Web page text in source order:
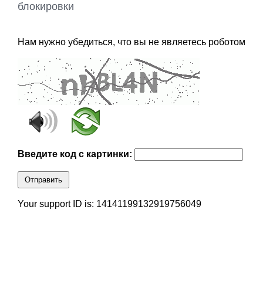
блокировки
Нам нужно убедиться, что вы не являетесь роботом
Введите код с картинки:
Отправить
Your support ID is: 14141199132919756049